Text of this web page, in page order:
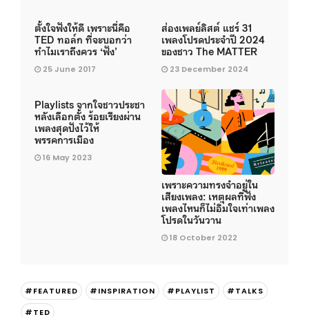
ตั้งใจฟังให้ดี เพราะนี่คือ
TED ทอล์ก ที่จะบอกว่า
ทำไมเราถึงควร ‘ฟัง’
25 June 2017
ส่องเพลย์ลิสต์ แชร์ 31
เพลงโปรดประจำปี 2024
ของชาว The MATTER
23 December 2024
Playlists จากใจชาวประชา
หลังเลือกตั้ง ร้อยเรียงผ่าน
เพลงสุดปังไว้ให้
พรรคการเมือง
16 May 2023
เพราะความทรงจําอยู่ใน
เสียงเพลง: เหตุผลที่ฟัง
เพลงไหนก็ไม่อิ่มใจเท่าเพลง
โปรดในวันวาน
18 October 2022
#FEATURED #INSPIRATION #PLAYLIST
#TALKS
#TED